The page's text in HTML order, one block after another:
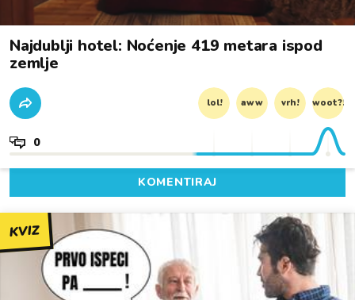
Najdublji hotel: Noćenje 419 metara ispod
zemlje
lol! aww vrh! woot?!
0
KOMENTIRAJ
KVIZ